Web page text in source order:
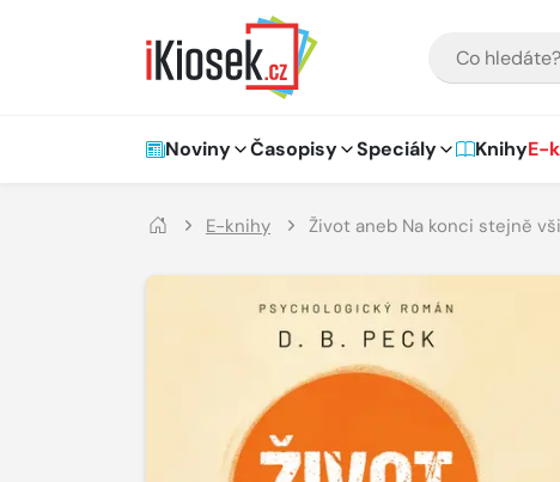
Hlavní navigace
Noviny Časopisy Speciály KnihyE-
E-knihy Život aneb Na konci stejně